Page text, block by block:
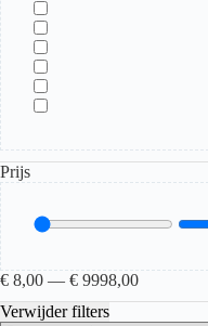
Prijs
€ 8,00 — € 9998,00
Verwijder filters